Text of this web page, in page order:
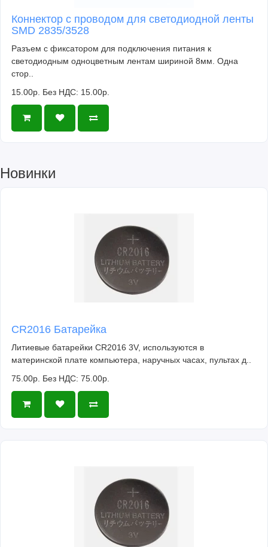
Коннектор с проводом для светодиодной ленты
SMD 2835/3528
Разъем с фиксатором для подключения питания к
светодиодным одноцветным лентам шириной 8мм. Одна
стор..
15.00р. Без НДС: 15.00р.
Новинки
CR2016 Батарейка
Литиевые батарейки CR2016 3V, используются в
материнской плате компьютера, наручных часах, пультах д..
75.00р. Без НДС: 75.00р.